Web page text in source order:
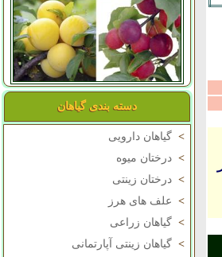
دسته بندی گیاهان
> گیاهان دارویی
> درختان میوه
> درختان زینتی
> علف های هرز
> گیاهان زراعی
> گیاهان زینتی آپارتمانی